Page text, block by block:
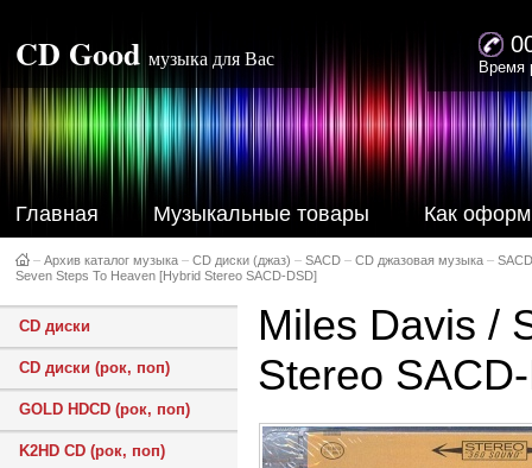
CD Good музыка для Вас Время
Главная Музыкальные товары Как
– Архив каталог музыка – CD диски (джаз) – SACD – CD джазовая музыка –
Seven Steps To Heaven [Hybrid Stereo SACD-DSD]
CD диски
CD диски (рок, поп)
GOLD HDCD (рок, поп)
K2HD CD (рок, поп)
Miles Davis /
Stereo